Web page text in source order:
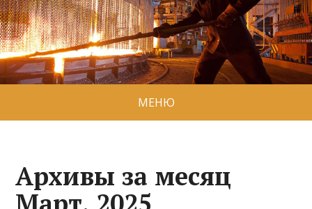
МЕНЮ
Архивы за месяц